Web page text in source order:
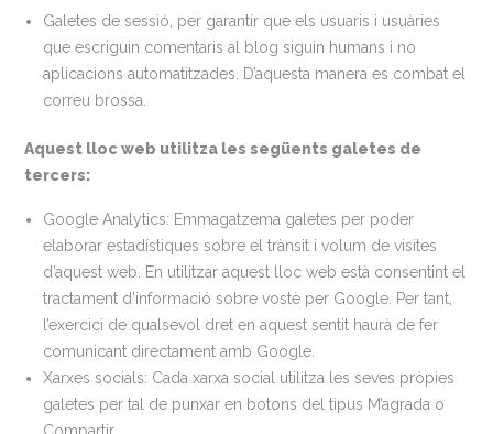
Galetes de sessió, per garantir que els usuaris i usuàries
que escriguin comentaris al blog siguin humans i no
aplicacions automatitzades. D’aquesta manera es combat el
correu brossa.
Aquest lloc web utilitza les següents galetes de
tercers:
Google Analytics: Emmagatzema galetes per poder
elaborar estadístiques sobre el trànsit i volum de visites
d’aquest web. En utilitzar aquest lloc web està consentint el
tractament d’informació sobre vostè per Google. Per tant,
l’exercici de qualsevol dret en aquest sentit haurà de fer
comunicant directament amb Google.
Xarxes socials: Cada xarxa social utilitza les seves pròpies
galetes per tal de punxar en botons del tipus M’agrada o